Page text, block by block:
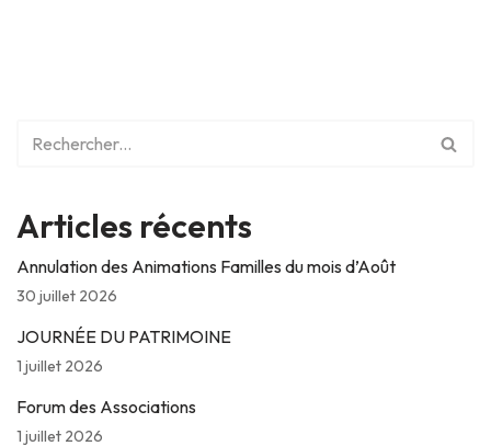
Articles récents
Annulation des Animations Familles du mois d’Août
30 juillet 2026
JOURNÉE DU PATRIMOINE
1 juillet 2026
Forum des Associations
1 juillet 2026